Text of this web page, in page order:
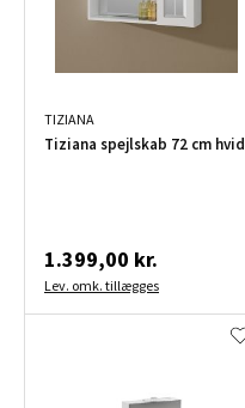
TIZIANA
Tiziana spejlskab 72 cm hvid
1.399,00 kr.
Lev. omk. tillægges